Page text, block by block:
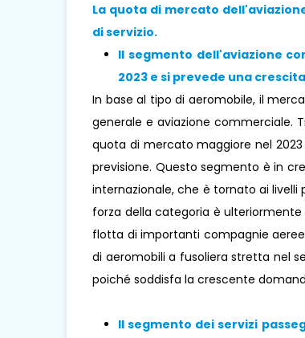
La quota di mercato
di servizio.
Il segmento dell'aviazione
2023 e si prevede una
In base al tipo di aeromobile, il
generale e aviazione commerciale.
quota di mercato maggiore nel
previsione. Questo segmento è in
internazionale, che è tornato ai
forza della categoria è
flotta di importanti compagnie
di aeromobili a fusoliera stretta nel
poiché soddisfa la crescente
Il segmento dei servizi